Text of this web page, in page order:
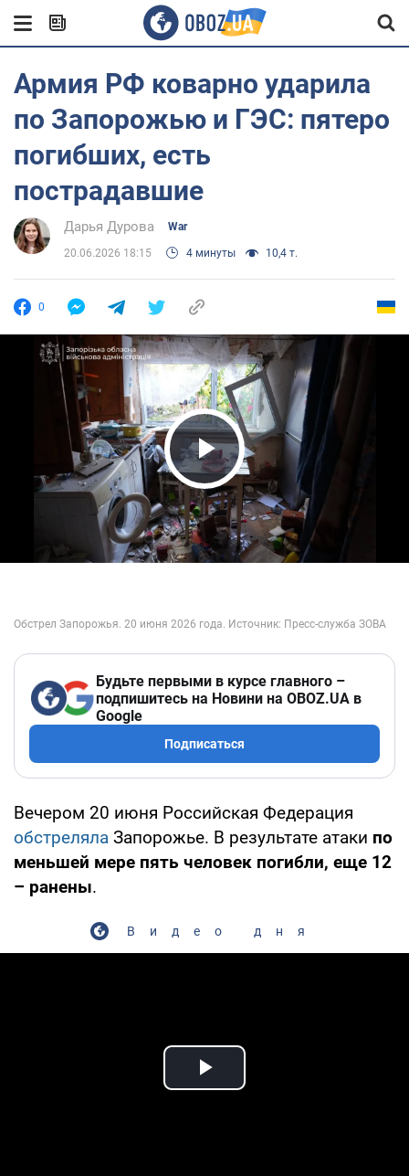
Армия РФ коварно ударила
по Запорожью и ГЭС: пятеро
погибших, есть
пострадавшие
Дарья Дурова War
20.06.2026 18:15 4 минуты 10,4 т.
0
Play Video
Будьте первыми в курсе главного –
подпишитесь на Новини на OBOZ.UA в
Google
Подписаться
Вечером 20 июня Российская Федерация
обстреляла Запорожье. В результате атаки по
меньшей мере пять человек погибли, еще 12
– ранены.
Видео дня
Play Video